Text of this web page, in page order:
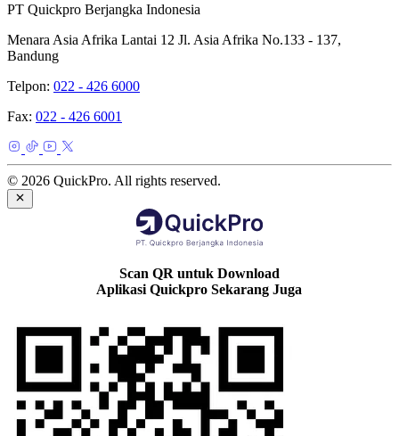
PT Quickpro Berjangka Indonesia
Menara Asia Afrika Lantai 12 Jl. Asia Afrika No.133 - 137,
Bandung
Telpon: 022 - 426 6000
Fax: 022 - 426 6001
© 2026 QuickPro. All rights reserved.
Scan QR untuk Download
Aplikasi Quickpro Sekarang Juga